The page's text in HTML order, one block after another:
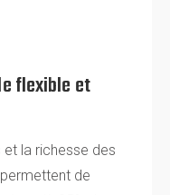
flexible et
la richesse des
de